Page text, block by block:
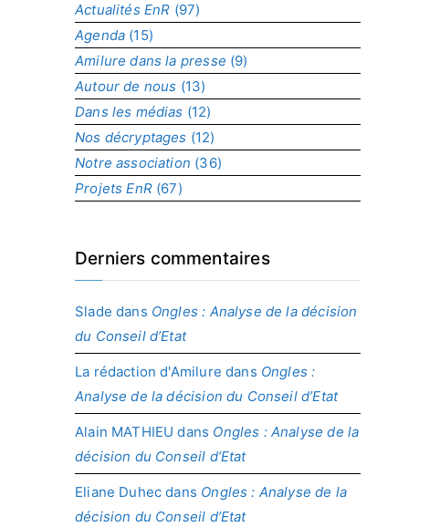
r
p
r
o
j
e
t
Actualités EnR (97)
Agenda (15)
Amilure dans la presse (9)
Autour de nous (13)
Dans les médias (12)
Nos décryptages (12)
Notre association (36)
Projets EnR(67)
Derniers commentaires
Slade dans Ongles : Analyse de la décision
du Conseil d’Etat
La rédaction d'Amilure dans Ongles :
Analyse de la décision du Conseil d’Etat
Alain MATHIEU dans Ongles : Analyse de la
décision du Conseil d’Etat
Eliane Duhec dans Ongles : Analyse de la
décision du Conseil d’Etat